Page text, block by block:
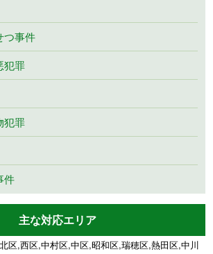
つ事件
犯罪
犯罪
件
主な対応エリア
区,西区,中村区,中区,昭和区,瑞穂区,熱田区,中川